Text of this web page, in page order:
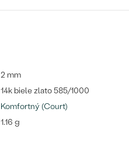
2 mm
14k biele zlato 585/1000
Komfortný (Court)
1.16 g